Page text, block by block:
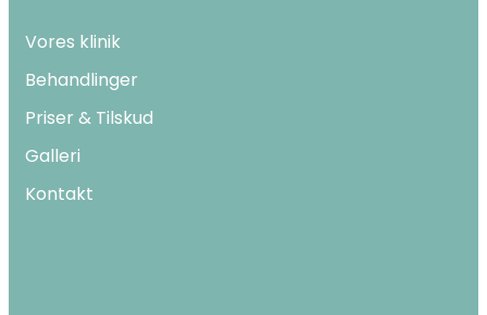
Vores klinik
Behandlinger
Priser & Tilskud
Galleri
Kontakt